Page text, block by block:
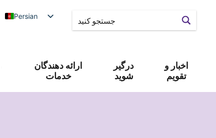
Persian
ارائه دهندگان
خدمات
درگیر
شوید
اخبار و
تقویم